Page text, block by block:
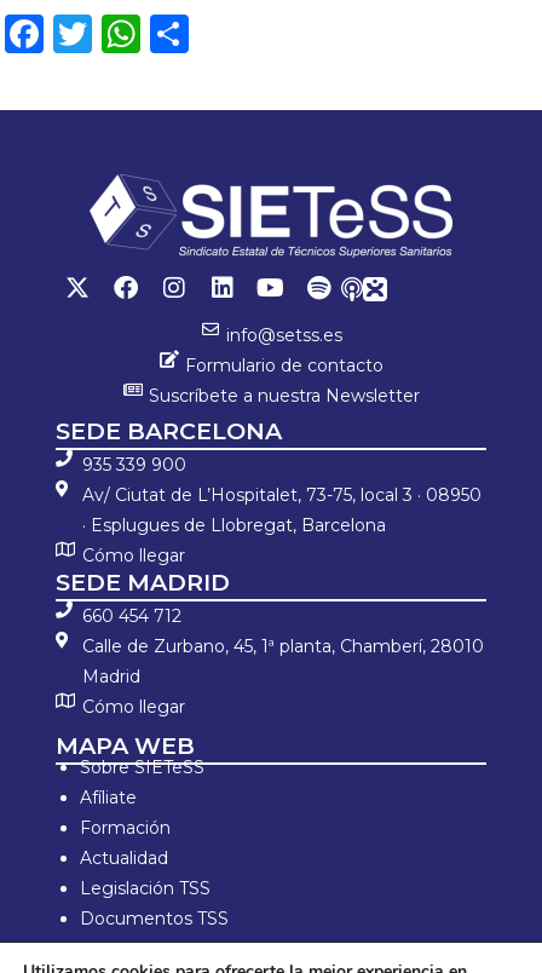
Fa
ce
b
T
wi
tt
W
h
at
p
p
m
ar
tir
info@setss.es
Formulario de contacto
Suscríbete a nuestra Newsletter
SEDE BARCELONA
935 339 900
Av/ Ciutat de L’Hospitalet, 73-75, local 3 · 08950
· Esplugues de Llobregat, Barcelona
Cómo llegar
SEDE MADRID
660 454 712
Calle de Zurbano, 45, 1ª planta, Chamberí, 28010
Madrid
Cómo llegar
MAPA WEB
Sobre SIETeSS
Afíliate
Formación
Actualidad
Legislación TSS
Documentos TSS
Información laboral